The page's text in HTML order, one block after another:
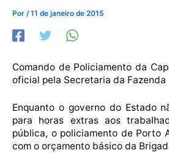
Por /11 de janeiro de 2015
Comando de Policiamento da
oficial pela Secretaria da Fazenda
Enquanto o governo do Estado
para horas extras aos
pública, o policiamento de Porto
com o orçamento básico da